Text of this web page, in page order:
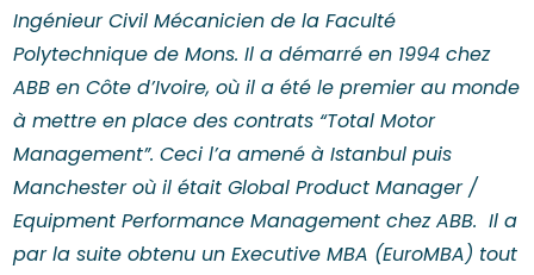
Ingénieur Civil Mécanicien de la Faculté
Polytechnique de Mons. Il a démarré en 1994 chez
ABB en Côte d’Ivoire, où il a été le premier au monde
à mettre en place des contrats “Total Motor
Management”. Ceci l’a amené à Istanbul puis
Manchester où il était Global Product Manager /
Equipment Performance Management chez ABB. Il a
par la suite obtenu un Executive MBA (EuroMBA) tout